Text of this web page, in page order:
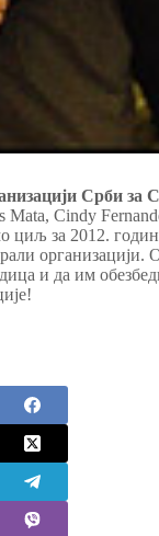
Срби за
Cindy
циљ за 2012.
и да им